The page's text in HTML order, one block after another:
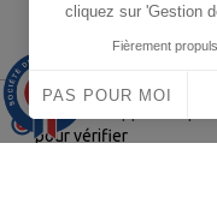
pour vérifier
9.9/10
1563 avis
cliquez sur 'Gestion
Fièrement
PAS POUR MOI